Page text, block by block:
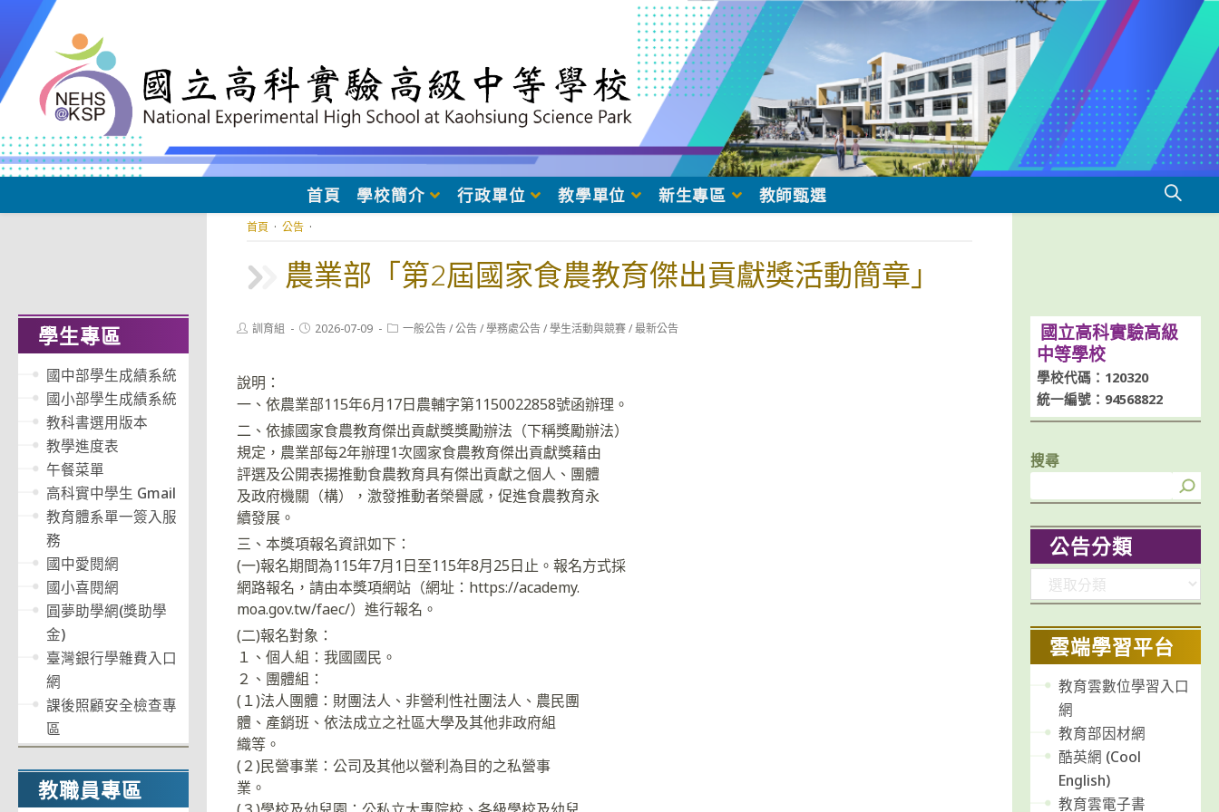
至
主
要
容
首頁 學校簡介 行政單位 教學單位 新生專區 教師甄選
農業部「第2屆國家食農教育傑出貢獻獎活動簡章」
首頁 · 公告 ·
Post訓育組
Post2026-07-09
Post一般公告 / 公告 / 學務處公告 / 學生活動與競賽 / 最新公告
說明：
一、依農業部115年6月17日農輔字第1150022858號函辦理。
二、依據國家食農教育傑出貢獻獎獎勵辦法（下稱獎勵辦法）
規定，農業部每2年辦理1次國家食農教育傑出貢獻獎藉由
評選及公開表揚推動食農教育具有傑出貢獻之個人、團體
及政府機關（構），激發推動者榮譽感，促進食農教育永
續發展。
三、本獎項報名資訊如下：
(一)報名期間為115年7月1日至115年8月25日止。報名方式採
網路報名，請由本獎項網站（網址：https://academy.
moa.gov.tw/faec/）進行報名。
(二)報名對象：
１、個人組：我國國民。
２、團體組：
(１)法人團體：財團法人、非營利性社團法人、農民團
體、產銷班、依法成立之社區大學及其他非政府組
織等。
(２)民營事業：公司及其他以營利為目的之私營事
業。
學生專區
國中部學生成績系統
國小部學生成績系統
教科書選用版本
教學進度表
午餐菜單
高科實中學生 Gmail
教育體系單一簽入服
務
國中愛閱網
國小喜閱網
圓夢助學網(獎助學
金)
臺灣銀行學雜費入口
網
課後照顧安全檢查專
區
教職員專區
國立高科實驗高級
中等學校
學校代碼：120320
統一編號：94568822
搜尋
公告分類
類
雲端學習平台
教育雲數位學習入口
網
教育部因材網
酷英網 (Cool
English)
教育雲電子書